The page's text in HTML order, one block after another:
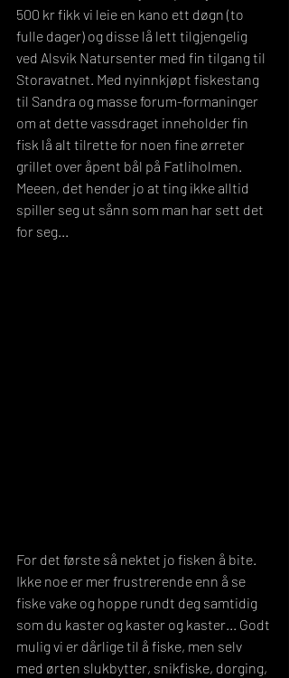
500 kr fikk vi leie en kano ett døgn (to
fulle dager) og disse lå lett tilgjengelig
ved Alsvik Natursenter med fin tilgang til
Storavatnet. Med nyinnkjøpt fiskestang
til Sandra og masse forum-formaninger
om at dette vassdraget inneholder fin
fisk lå alt tilrette for noen fine ørreter
grillet over åpent bål på Fatliholmen.
Meeen, det hender jo at ting ikke alltid
spiller seg ut sånn som man har sett det
for seg...
For det første så nektet jo fisken å bite.
Ikke noe er mer frustrerende enn å se
fiske vake og hoppe rundt deg samtidig
som du kaster og kaster og kaster... Godt
mulig vi er dårlige til å fiske, men selv
med ørten slukbytter, snikfiske, dorging,